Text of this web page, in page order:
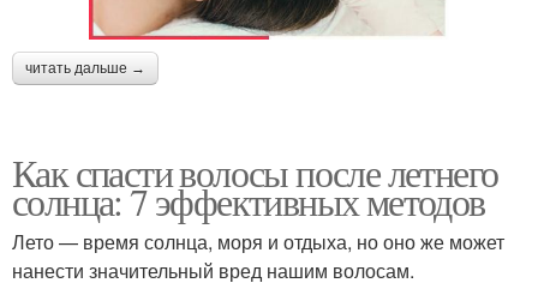
читать дальше →
Как спасти волосы после летнего
солнца: 7 эффективных методов
Лето — время солнца, моря и отдыха, но оно же может
нанести значительный вред нашим волосам.